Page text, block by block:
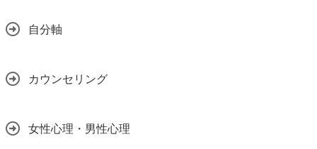
自分軸
カウンセリング
女性心理・男性心理